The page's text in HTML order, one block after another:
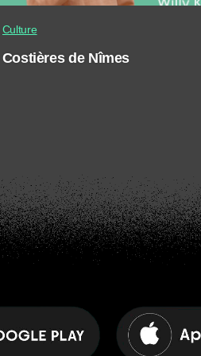
Culture
Costières de Nîmes